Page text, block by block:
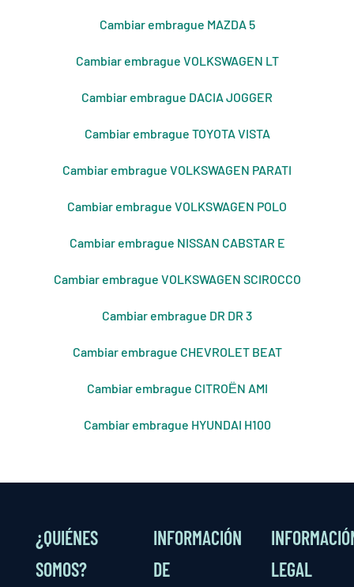
Cambiar embrague MAZDA 5
Cambiar embrague VOLKSWAGEN LT
Cambiar embrague DACIA JOGGER
Cambiar embrague TOYOTA VISTA
Cambiar embrague VOLKSWAGEN PARATI
Cambiar embrague VOLKSWAGEN POLO
Cambiar embrague NISSAN CABSTAR E
Cambiar embrague VOLKSWAGEN SCIROCCO
Cambiar embrague DR DR 3
Cambiar embrague CHEVROLET BEAT
Cambiar embrague CITROЁN AMI
Cambiar embrague HYUNDAI H100
¿QUIÉNES
SOMOS?
INFORMACIÓN
DE
LEGAL